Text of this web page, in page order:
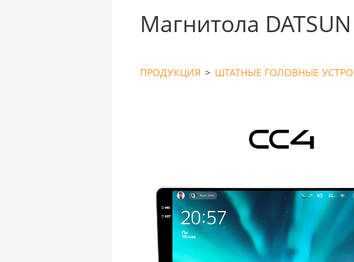
Магнитола
ПРОДУКЦИЯ > ШТАТНЫЕ ГОЛОВНЫЕ